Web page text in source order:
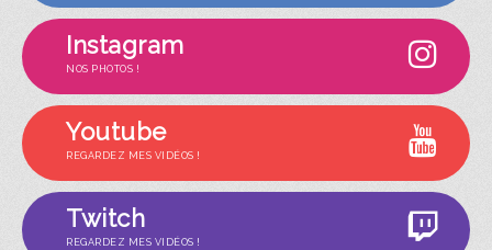
Instagram
NOS PHOTOS !
Youtube
REGARDEZ MES VIDÉOS !
Twitch
REGARDEZ MES VIDÉOS !